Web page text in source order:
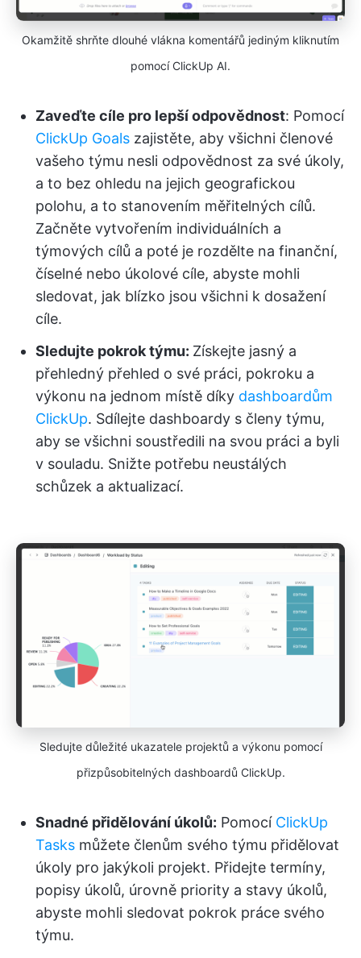
Okamžitě shrňte dlouhé vlákna komentářů jediným kliknutím
pomocí ClickUp AI.
Zaveďte cíle pro lepší odpovědnost: Pomocí
ClickUp Goals zajistěte, aby všichni členové
vašeho týmu nesli odpovědnost za své úkoly,
a to bez ohledu na jejich geografickou
polohu, a to stanovením měřitelných cílů.
Začněte vytvořením individuálních a
týmových cílů a poté je rozdělte na finanční,
číselné nebo úkolové cíle, abyste mohli
sledovat, jak blízko jsou všichni k dosažení
cíle.
Sledujte pokrok týmu: Získejte jasný a
přehledný přehled o své práci, pokroku a
výkonu na jednom místě díky dashboardům
ClickUp. Sdílejte dashboardy s členy týmu,
aby se všichni soustředili na svou práci a byli
v souladu. Snižte potřebu neustálých
schůzek a aktualizací.
Sledujte důležité ukazatele projektů a výkonu pomocí
přizpůsobitelných dashboardů ClickUp.
Snadné přidělování úkolů: Pomocí ClickUp
Tasks můžete členům svého týmu přidělovat
úkoly pro jakýkoli projekt. Přidejte termíny,
popisy úkolů, úrovně priority a stavy úkolů,
abyste mohli sledovat pokrok práce svého
týmu.